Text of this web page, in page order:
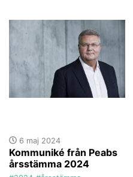
6 maj 2024
Kommuniké från Peabs
årsstämma 2024